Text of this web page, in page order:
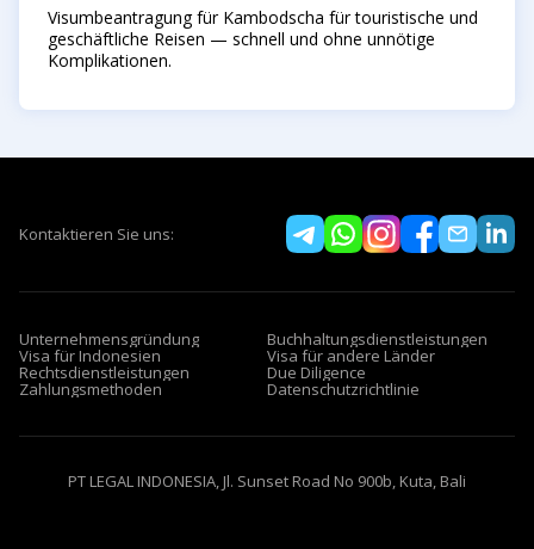
Visumbeantragung für Kambodscha für touristische und
geschäftliche Reisen — schnell und ohne unnötige
Komplikationen.
Kontaktieren Sie uns:
Unternehmensgründung
Visa für Indonesien
Rechtsdienstleistungen
Zahlungsmethoden
Buchhaltungsdienstleistungen
Visa für andere Länder
Due Diligence
Datenschutzrichtlinie
PT LEGAL INDONESIA, Jl. Sunset Road No 900b, Kuta, Bali